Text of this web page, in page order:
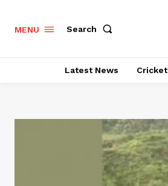
MENU Search
Latest News Cricket